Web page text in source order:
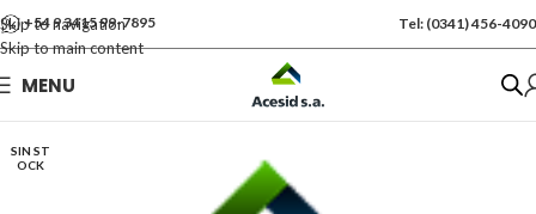
Skip to navigation
Skip to main content
+54 9 3415 99-7895 Tel: (0341) 456-4090
MENU
SIN ST
OCK
Se vende por Und